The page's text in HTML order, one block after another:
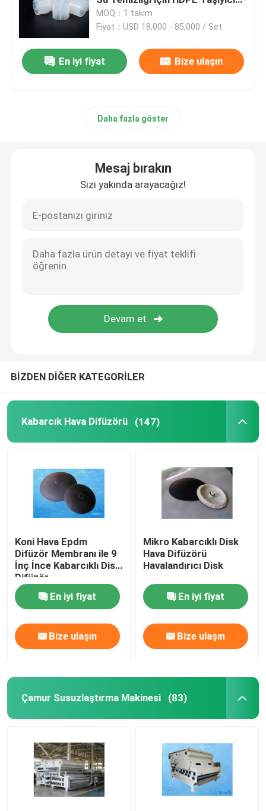
Kabarcık Hava Difüzörü
Çamur Susuzlaştırma Makinesi
Katı Sıvı Ayırıcı
Su Arıtma Dolgusu
Membran Biyoreaktörü
Statik mikser
Medya Paketi Latin Amerika
MOQ：1 takım
Fiyat：USD 18,000 - 85,000 / Set
En iyi fiyat Bize ulaşın
Daha fazla göster
Mesaj bırakın
Sizi yakında arayacağız!
BİZDEN DİĞER KATEGORİLER
Kabarcık Hava Difüzörü (147)
Koni Hava Epdm
Difüzör Membranı ile 9
İnç İnce Kabarcıklı Disk
Difüzör
En iyi fiyat
Bize ulaşın
Mikro Kabarcıklı Disk
Hava Difüzörü
Havalandırıcı Disk
En iyi fiyat
Bize ulaşın
Çamur Susuzlaştırma Makinesi (83)